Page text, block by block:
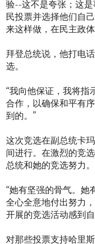
验--这不是夸张；这
民投票并选择他们自
来这样做，在民主政
拜登总统说，他打电
选。
“我向他保证，我将指
合作，以确保和平有
到的。”
这次竞选在副总统卡
间进行。在激烈的竞
总统和她的竞选努力。
“她有坚强的骨气。她
全心全意地付出努力
开展的竞选活动感到自
对那些投票支持哈里